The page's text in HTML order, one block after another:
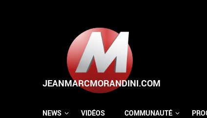
NEWS VIDÉOS COMMUNAUTÉ